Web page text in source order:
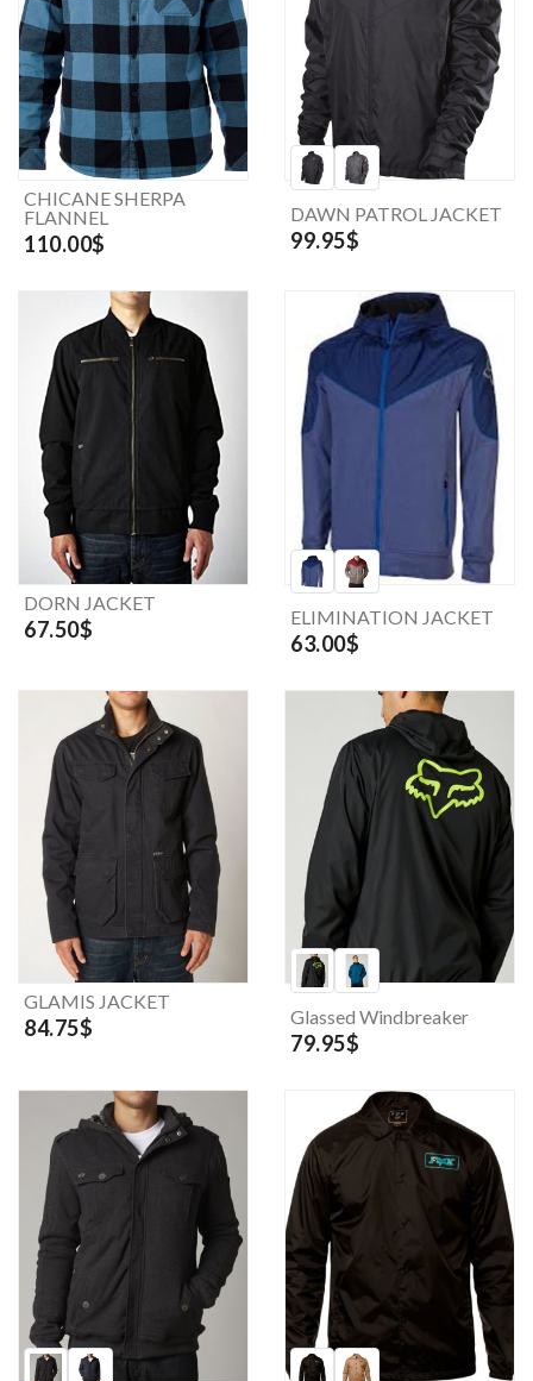
CHICANE SHERPA
FLANNEL
110.00$
DAWN PATROL JACKET
99.95$
DORN JACKET
67.50$ ELIMINATION JACKET
63.00$
GLAMIS JACKET
84.75$ Glassed Windbreaker
79.95$